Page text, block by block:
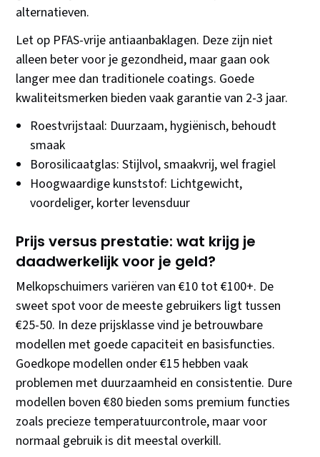
alternatieven.
Let op PFAS-vrije antiaanbaklagen. Deze zijn niet
alleen beter voor je gezondheid, maar gaan ook
langer mee dan traditionele coatings. Goede
kwaliteitsmerken bieden vaak garantie van 2-3 jaar.
Roestvrijstaal: Duurzaam, hygiënisch, behoudt
smaak
Borosilicaatglas: Stijlvol, smaakvrij, wel fragiel
Hoogwaardige kunststof: Lichtgewicht,
voordeliger, korter levensduur
Prijs versus prestatie: wat krijg je
daadwerkelijk voor je geld?
Melkopschuimers variëren van €10 tot €100+. De
sweet spot voor de meeste gebruikers ligt tussen
€25-50. In deze prijsklasse vind je betrouwbare
modellen met goede capaciteit en basisfuncties.
Goedkope modellen onder €15 hebben vaak
problemen met duurzaamheid en consistentie. Dure
modellen boven €80 bieden soms premium functies
zoals precieze temperatuurcontrole, maar voor
normaal gebruik is dit meestal overkill.